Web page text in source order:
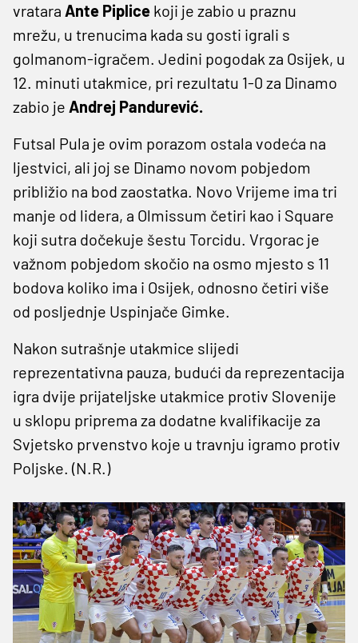
vratara Ante Piplice koji je zabio u praznu
mrežu, u trenucima kada su gosti igrali s
golmanom-igračem. Jedini pogodak za Osijek, u
12. minuti utakmice, pri rezultatu 1-0 za Dinamo
zabio je Andrej Pandurević.
Futsal Pula je ovim porazom ostala vodeća na
ljestvici, ali joj se Dinamo novom pobjedom
približio na bod zaostatka. Novo Vrijeme ima tri
manje od lidera, a Olmissum četiri kao i Square
koji sutra dočekuje šestu Torcidu. Vrgorac je
važnom pobjedom skočio na osmo mjesto s 11
bodova koliko ima i Osijek, odnosno četiri više
od posljednje Uspinjače Gimke.
Nakon sutrašnje utakmice slijedi
reprezentativna pauza, budući da reprezentacija
igra dvije prijateljske utakmice protiv Slovenije
u sklopu priprema za dodatne kvalifikacije za
Svjetsko prvenstvo koje u travnju igramo protiv
Poljske. (N.R.)